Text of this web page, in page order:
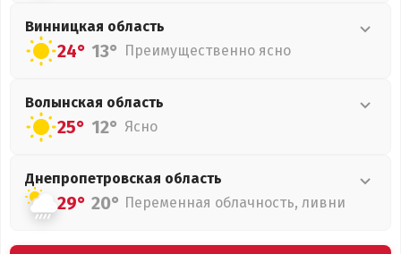
Винницкая область
24° 13° Преимущественно ясно
Волынская область
25° 12° Ясно
Днепропетровская область
29° 20° Переменная облачность, ливни